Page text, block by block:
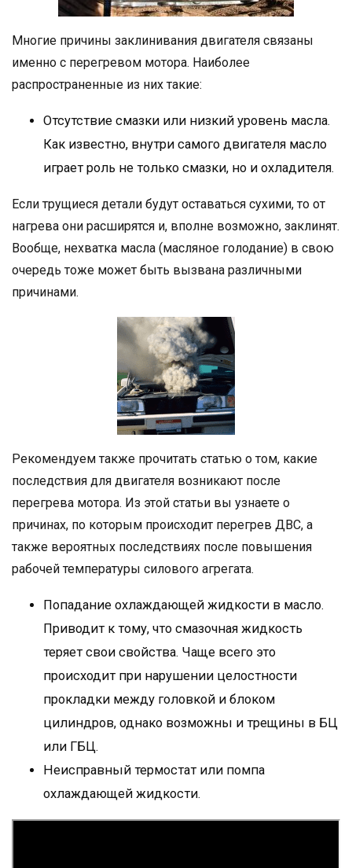
Многие причины заклинивания двигателя связаны
именно с перегревом мотора. Наиболее
распространенные из них такие:
Отсутствие смазки или низкий уровень масла.
Как известно, внутри самого двигателя масло
играет роль не только смазки, но и охладителя.
Если трущиеся детали будут оставаться сухими, то от
нагрева они расширятся и, вполне возможно, заклинят.
Вообще, нехватка масла (масляное голодание) в свою
очередь тоже может быть вызвана различными
причинами.
Рекомендуем также прочитать статью о том, какие
последствия для двигателя возникают после
перегрева мотора. Из этой статьи вы узнаете о
причинах, по которым происходит перегрев ДВС, а
также вероятных последствиях после повышения
рабочей температуры силового агрегата.
Попадание охлаждающей жидкости в масло.
Приводит к тому, что смазочная жидкость
теряет свои свойства. Чаще всего это
происходит при нарушении целостности
прокладки между головкой и блоком
цилиндров, однако возможны и трещины в БЦ
или ГБЦ.
Неисправный термостат или помпа
охлаждающей жидкости.